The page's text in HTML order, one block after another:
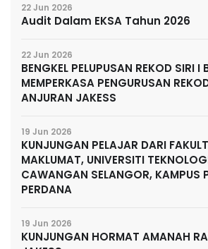
22 Jun 2026
Audit Dalam EKSA Tahun 2026
22 Jun 2026
BENGKEL PELUPUSAN REKOD SIRI I
MEMPERKASA PENGURUSAN
ANJURAN JAKESS
19 Jun 2026
KUNJUNGAN PELAJAR DARI
MAKLUMAT, UNIVERSITI
CAWANGAN SELANGOR, KAMPUS
PERDANA
19 Jun 2026
KUNJUNGAN HORMAT AMANAH